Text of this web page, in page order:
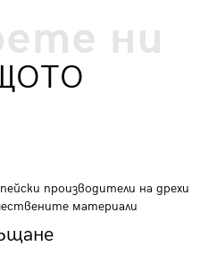
ни
производители на дрехи
материали